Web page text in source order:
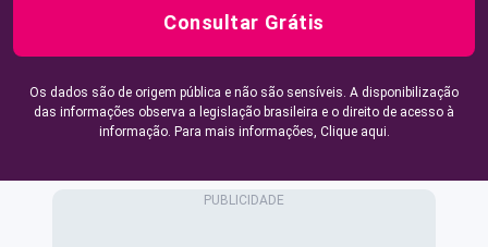
Consultar Grátis
Os dados são de origem pública e não são sensíveis. A disponibilização
das informações observa a legislação brasileira e o direito de acesso à
informação. Para mais informações, Clique aqui.